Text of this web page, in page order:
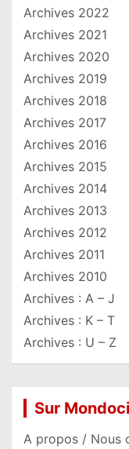
Archives 2022
Archives 2021
Archives 2020
Archives 2019
Archives 2018
Archives 2017
Archives 2016
Archives 2015
Archives 2014
Archives 2013
Archives 2012
Archives 2011
Archives 2010
Archives : A – J
Archives : K – T
Archives : U – Z
Sur
A propos / Nous